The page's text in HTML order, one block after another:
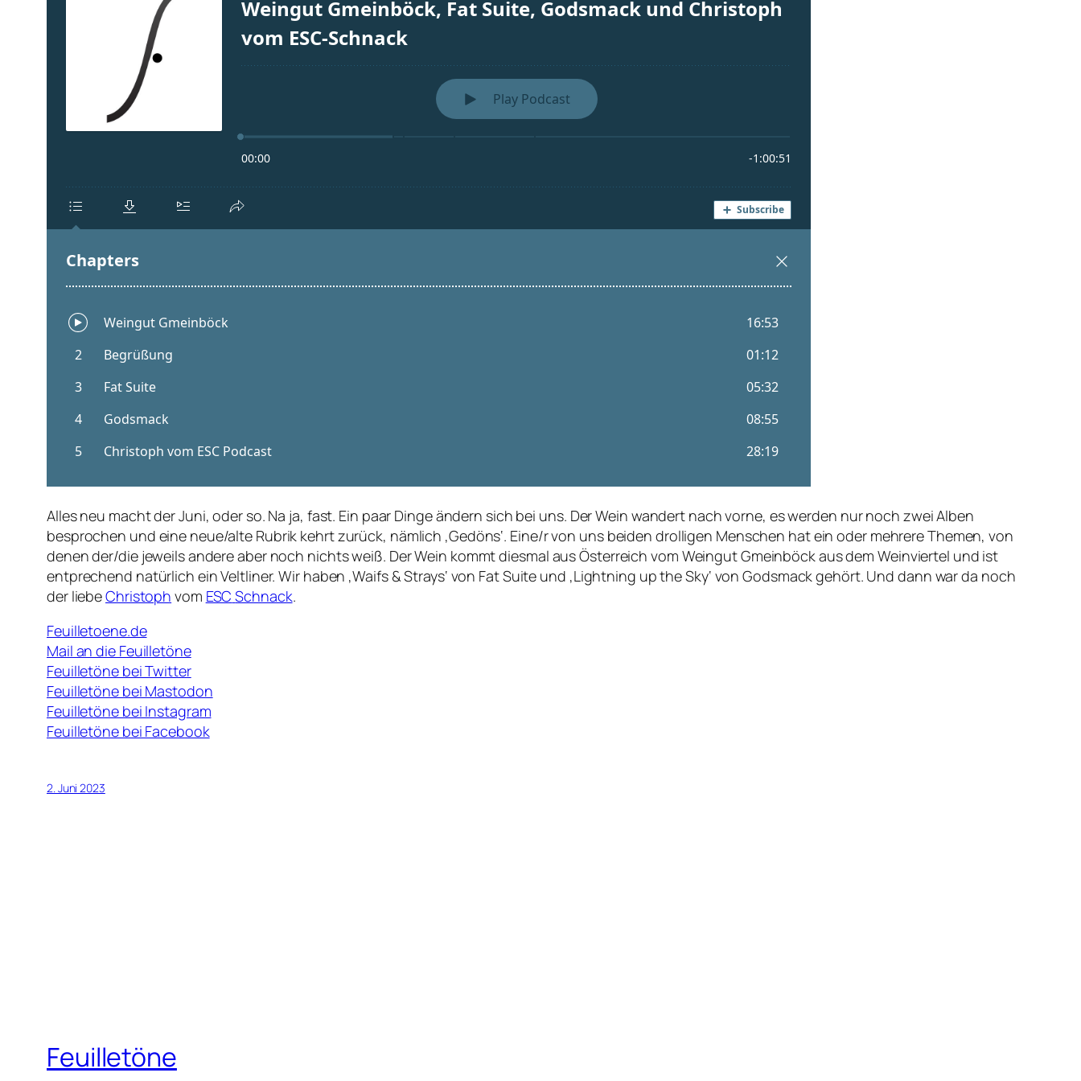
Alles neu macht der Juni, oder so. Na ja, fast. Ein paar Dinge ändern sich bei uns. Der Wein wandert nach vorne, es werden nur noch zwei Alben
besprochen und eine neue/alte Rubrik kehrt zurück, nämlich ‚Gedöns‘. Eine/r von uns beiden drolligen Menschen hat ein oder mehrere Themen, von
denen der/die jeweils andere aber noch nichts weiß. Der Wein kommt diesmal aus Österreich vom Weingut Gmeinböck aus dem Weinviertel und ist
entprechend natürlich ein Veltliner. Wir haben ‚Waifs & Strays‘ von Fat Suite und ‚Lightning up the Sky‘ von Godsmack gehört. Und dann war da noch
der liebeChristoph vom ESC Schnack.
Feuilletoene.de
Mail an die Feuilletöne
Feuilletöne bei Twitter
Feuilletöne bei Mastodon
Feuilletöne bei Instagram
Feuilletöne bei Facebook
2. Juni 2023
Feuilletöne